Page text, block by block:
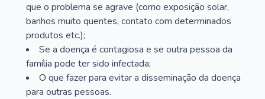
que o problema se agrave (como exposição solar,
banhos muito quentes, contato com determinados
produtos etc.);
Se a doença é contagiosa e se outra pessoa da
família pode ter sido infectada;
O que fazer para evitar a disseminação da doença
para outras pessoas.